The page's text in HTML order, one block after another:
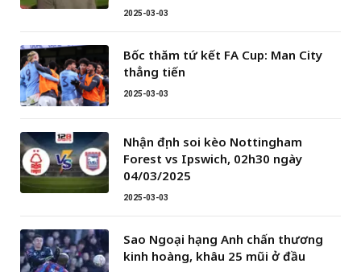
2025-03-03
Bốc thăm tứ kết FA Cup: Man City
thẳng tiến
2025-03-03
Nhận định soi kèo Nottingham
Forest vs Ipswich, 02h30 ngày
04/03/2025
2025-03-03
Sao Ngoại hạng Anh chấn thương
kinh hoàng, khâu 25 mũi ở đầu